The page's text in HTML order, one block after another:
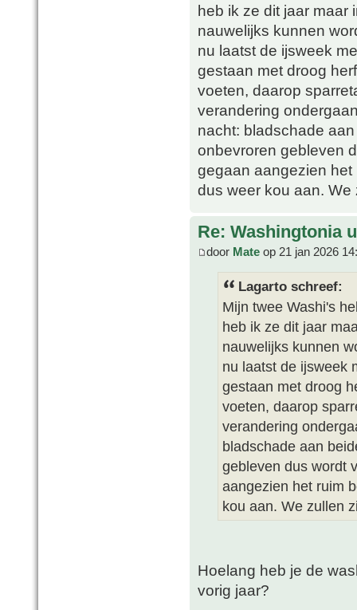
heb ik ze dit jaar maar
nauwelijks kunnen
nu laatst de ijsweek
gestaan met droog
voeten, daarop
verandering
nacht: bladschade
onbevroren gebleven
gegaan aangezien het
dus weer kou aan. We
Re: Washingtonia
door Mate op 21 jan 2026
Lagarto schreef:
Mijn twee Washi's
heb ik ze dit jaar
nauwelijks kunnen
nu laatst de ijsweek
gestaan met droog
voeten, daarop
verandering
bladschade aan
gebleven dus wordt
aangezien het ruim
kou aan. We zullen
Hoelang heb je de
vorig jaar?